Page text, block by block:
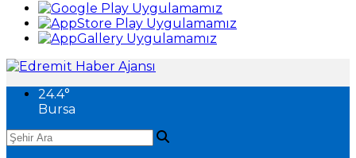
24.4°
Bursa